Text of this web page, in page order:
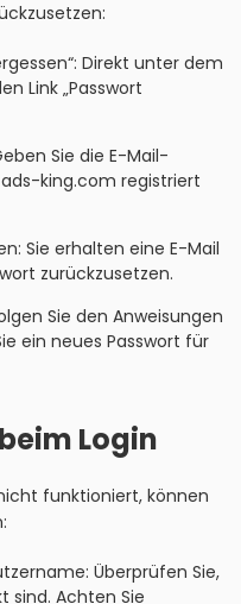
Direkt unter dem
Link „Passwort
Sie die E-Mail-
king.com registriert
Sie erhalten eine E-Mail
zurückzusetzen.
Sie den Anweisungen
ein neues Passwort für
Login
funktioniert, können
Überprüfen Sie,
sind. Achten Sie